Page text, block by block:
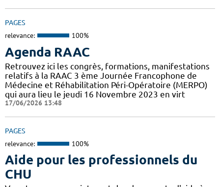
PAGES
relevance: 100%
Agenda RAAC
Retrouvez ici les congrès, formations, manifestations
relatifs à la RAAC 3 ème Journée Francophone de
Médecine et Réhabilitation Péri-Opératoire (MERPO)
qui aura lieu le jeudi 16 Novembre 2023 en virt
17/06/2026 13:48
PAGES
relevance: 100%
Aide pour les professionnels du
CHU